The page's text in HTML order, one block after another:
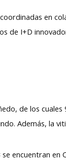
en
I+D
de los
Además, la
encuentran en